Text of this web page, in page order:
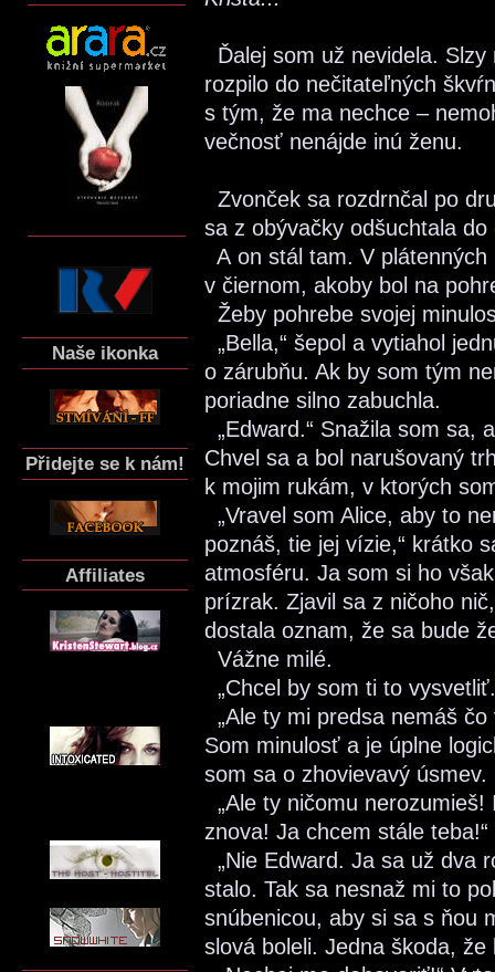
Naše ikonka
Přidejte se k nám!
Affiliates
Ďalej som už nevidela.
rozpilo do nečitateľných
s tým, že ma nechce –
večnosť nenájde inú ženu.
Zvonček sa rozdrnčal po
sa z obývačky odšuchtala
A on stál tam. V
v čiernom, akoby bol na
Žeby pohrebe svojej
„Bella,“ šepol a vytiahol
o zárubňu. Ak by som tým
poriadne silno zabuchla.
„Edward.“ Snažila som sa,
Chvel sa a bol narušovaný
k mojim rukám, v ktorých
„Vravel som Alice, aby to
poznáš, tie jej vízie,“ krátko
atmosféru. Ja som si ho
prízrak. Zjavil sa z ničoho
dostala oznam, že sa bude
Vážne milé.
„Chcel by som ti to
„Ale ty mi predsa nemáš
Som minulosť a je úplne
som sa o zhovievavý úsmev.
„Ale ty ničomu
znova! Ja chcem stále
„Nie Edward. Ja sa už dva
stalo. Tak sa nesnaž mi to
snúbenicou, aby si sa s ňou
slová boleli. Jedna škoda, že